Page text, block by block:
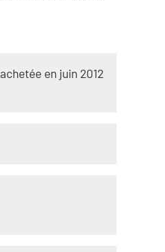
en juin 2012